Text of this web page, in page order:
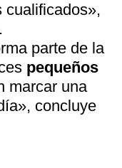
cualificados»,
parte de la
pequeños
marcar una
concluye